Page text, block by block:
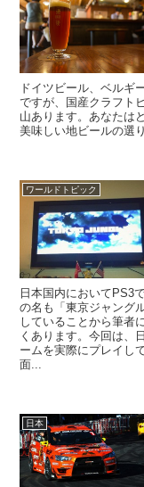
ドイツビール、ベルギ
ですが、国産クラフト
山あります。あなたは
美味しい地ビールの選
ワールドトピック
日本国内においてPS3
の名も「東京ジャング
していることから筆者
くあります。今回は、
ームを実際にプレイし
面...
日本